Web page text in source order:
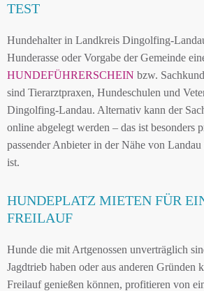
TEST
Hundehalter in Landkreis Dingolfing-
Hunderasse oder Vorgabe der Gemeinde
HUNDEFÜHRERSCHEIN bzw.
sind Tierarztpraxen, Hundeschulen und
Dingolfing-Landau. Alternativ kann der
online abgelegt werden – das ist besonders
passender Anbieter in der Nähe von
ist.
HUNDEPLATZ MIETEN FÜR
FREILAUF
Hunde die mit Artgenossen unverträglich
Jagdtrieb haben oder aus anderen Gründen
Freilauf genießen können, profitieren von